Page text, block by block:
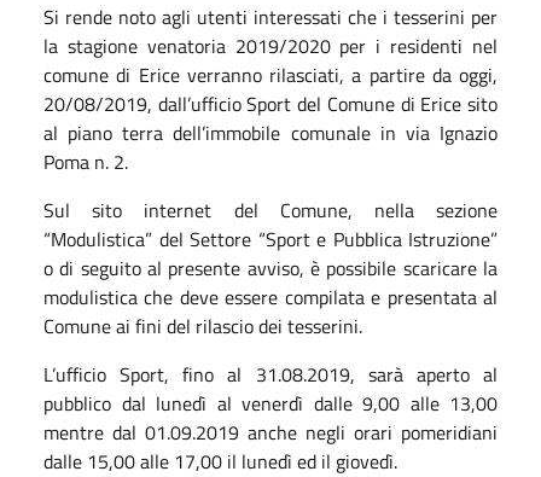
Si rende noto agli utenti interessati che i tesserini per
la stagione venatoria 2019/2020 per i residenti nel
comune di Erice verranno rilasciati, a partire da oggi,
20/08/2019, dall’ufficio Sport del Comune di Erice sito
al piano terra dell’immobile comunale in via Ignazio
Poma n. 2.
Sul sito internet del Comune, nella sezione
“Modulistica” del Settore “Sport e Pubblica Istruzione”
o di seguito al presente avviso, è possibile scaricare la
modulistica che deve essere compilata e presentata al
Comune ai fini del rilascio dei tesserini.
L’ufficio Sport, fino al 31.08.2019, sarà aperto al
pubblico dal lunedì al venerdì dalle 9,00 alle 13,00
mentre dal 01.09.2019 anche negli orari pomeridiani
dalle 15,00 alle 17,00 il lunedì ed il giovedì.